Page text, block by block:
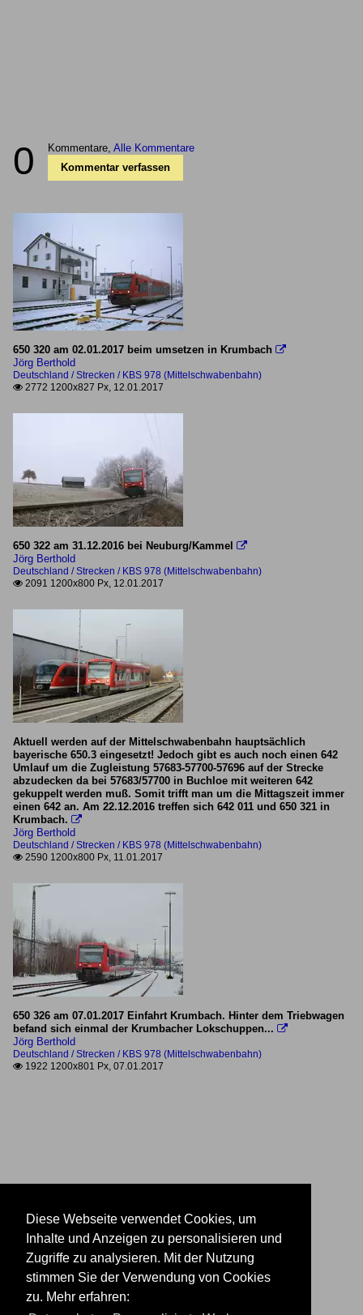
0 Kommentare, Alle Kommentare
Kommentar verfassen
650 320 am 02.01.2017 beim umsetzen in Krumbach 
Jörg Berthold
Deutschland / Strecken / KBS 978 (Mittelschwabenbahn)
 2772 1200x827 Px, 12.01.2017
650 322 am 31.12.2016 bei Neuburg/Kammel 
Jörg Berthold
Deutschland / Strecken / KBS 978 (Mittelschwabenbahn)
 2091 1200x800 Px, 12.01.2017
Aktuell werden auf der Mittelschwabenbahn hauptsächlich
bayerische 650.3 eingesetzt! Jedoch gibt es auch noch einen 642
Umlauf um die Zugleistung 57683-57700-57696 auf der Strecke
abzudecken da bei 57683/57700 in Buchloe mit weiteren 642
gekuppelt werden muß. Somit trifft man um die Mittagszeit immer
einen 642 an. Am 22.12.2016 treffen sich 642 011 und 650 321 in
Krumbach. 
Jörg Berthold
Deutschland / Strecken / KBS 978 (Mittelschwabenbahn)
 2590 1200x800 Px, 11.01.2017
650 326 am 07.01.2017 Einfahrt Krumbach. Hinter dem Triebwagen
befand sich einmal der Krumbacher Lokschuppen... 
Jörg Berthold
Deutschland / Strecken / KBS 978 (Mittelschwabenbahn)
 1922 1200x801 Px, 07.01.2017
Diese Webseite verwendet Cookies, um
Inhalte und Anzeigen zu personalisieren und
Zugriffe zu analysieren. Mit der Nutzung
stimmen Sie der Verwendung von Cookies
zu. Mehr erfahren: